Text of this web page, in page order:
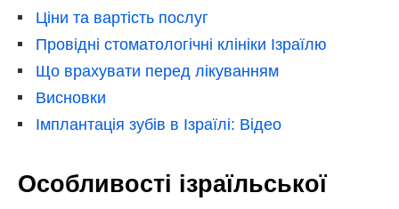
Ціни та вартість послуг
Провідні стоматологічні клініки Ізраїлю
Що врахувати перед лікуванням
Висновки
Імплантація зубів в Ізраїлі: Відео
Особливості ізраїльської